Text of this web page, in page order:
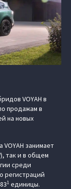
VOYAH в
продажам в
на новых
занимает
так и в общем
среди
регистраций
1 единицы.